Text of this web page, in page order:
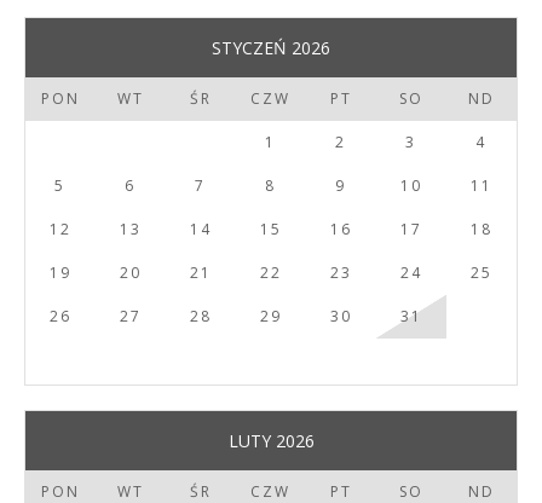
STYCZEŃ 2026
PON WT ŚR CZW PT SO ND
1 2 3 4
5 6 7 8 9 10 11
12 13 14 15 16 17 18
19 20 21 22 23 24 25
26 27 28 29 30 31
LUTY 2026
PON WT ŚR CZW PT SO ND